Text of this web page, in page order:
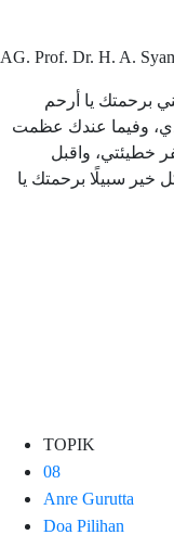
AG. Prof. Dr. H. A.
برحمتك يا أرحم
يدي، وفيما عندك عظمت
خطيئتي، واقبل
خير سبيلًا برحمتك يا
TOPIK
08
Anre Gurutta
Doa Pilihan